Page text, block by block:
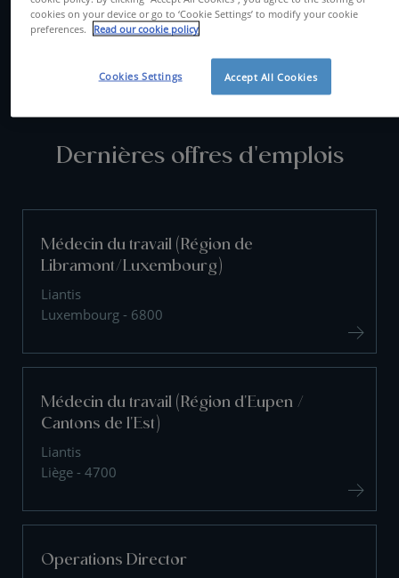
Dernières offres d'emplois
Médecin du travail (Région de
Libramont/Luxembourg)
Liantis
Luxembourg - 6800
Médecin du travail (Région d'Eupen /
Cantons de l'Est)
Liantis
Liège - 4700
Operations Director
cookies on your device or go to ‘Cookie Settings’ to modify your cookie
preferences.
Read our cookie policy
Accept All Cookies
Cookies Settings